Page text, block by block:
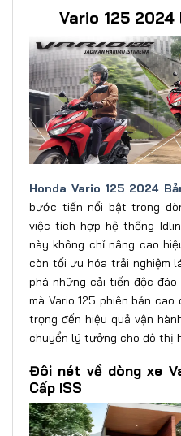
Vario 125 2024
Honda Vario 125 2024
bước tiến nổi bật trong
việc tích hợp hệ thống
này không chỉ nâng cao
còn tối ưu hóa trải nghiệm
phá những cải tiến độc
mà Vario 125 phiên bản
trọng đến hiệu quả vận
chuyển lý tưởng cho đô thị
Đôi nét về dòng xe
Cấp ISS